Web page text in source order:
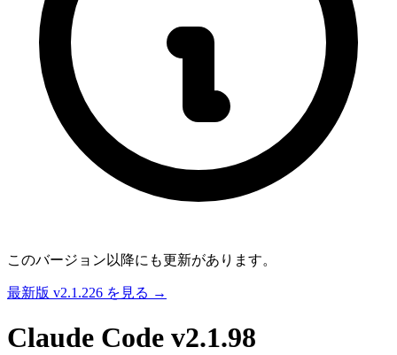
このバージョン以降にも更新があります。
最新版 v2.1.226 を見る →
Claude Code v2.1.98